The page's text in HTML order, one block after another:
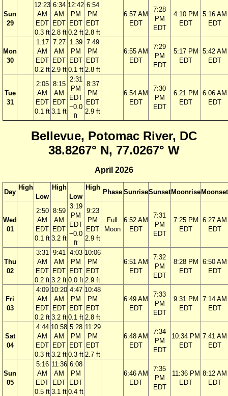
Sun
29
12:23
AM
EDT
0.3 ft
6:34
AM
EDT
2.8 ft
12:42
PM
EDT
0.2 ft
6:54
PM
EDT
2.8 ft
6:57 AM
EDT
7:28
PM
EDT
4:10 PM
EDT
5:16 AM
EDT
Mon
30
1:17
AM
EDT
0.2 ft
7:27
AM
EDT
2.9 ft
1:39
PM
EDT
0.1 ft
7:49
PM
EDT
2.8 ft
6:55 AM
EDT
7:29
PM
EDT
5:17 PM
EDT
5:42 AM
EDT
Tue
31
2:05
AM
EDT
0.1 ft
8:15
AM
EDT
3.1 ft
2:31
PM
EDT
−0.0
ft
8:37
PM
EDT
2.9 ft
6:54 AM
EDT
7:30
PM
EDT
6:21 PM
EDT
6:06 AM
EDT
Bellevue, Potomac River, DC
38.8267° N, 77.0267° W
April 2026
Day
High
Low
High
Low
High
Phase SunriseSunsetMoonriseMoonset
Wed
01
2:50
AM
EDT
0.1 ft
8:59
AM
EDT
3.2 ft
3:19
PM
EDT
−0.0
ft
9:23
PM
EDT
2.9 ft
Full
Moon
6:52 AM
EDT
7:31
PM
EDT
7:25 PM
EDT
6:27 AM
EDT
Thu
02
3:31
AM
EDT
0.2 ft
9:41
AM
EDT
3.2 ft
4:03
PM
EDT
0.0 ft
10:06
PM
EDT
2.9 ft
6:51 AM
EDT
7:32
PM
EDT
8:28 PM
EDT
6:50 AM
EDT
Fri
03
4:09
AM
EDT
0.2 ft
10:20
AM
EDT
3.2 ft
4:47
PM
EDT
0.1 ft
10:48
PM
EDT
2.8 ft
6:49 AM
EDT
7:33
PM
EDT
9:31 PM
EDT
7:14 AM
EDT
Sat
04
4:44
AM
EDT
0.3 ft
10:58
AM
EDT
3.2 ft
5:28
PM
EDT
0.3 ft
11:29
PM
EDT
2.7 ft
6:48 AM
EDT
7:34
PM
EDT
10:34 PM
EDT
7:41 AM
EDT
Sun
05
5:16
AM
EDT
0.5 ft
11:36
AM
EDT
3.1 ft
6:08
PM
EDT
0.4 ft
6:46 AM
EDT
7:35
PM
EDT
11:36 PM
EDT
8:12 AM
EDT